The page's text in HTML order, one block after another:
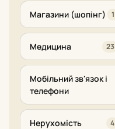
Магазини (шопінг) 1
Медицина 23
Мобільний зв'язок і
телефони
Нерухомість 4